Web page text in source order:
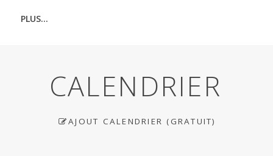
PLUS...
CALENDRIER
AJOUT CALENDRIER (GRATUIT)